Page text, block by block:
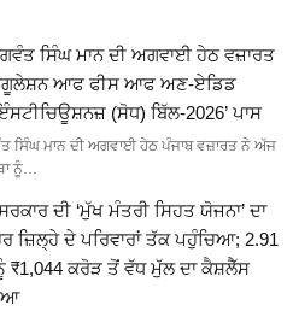
ਸਿੰਘ ਮਾਨ ਦੀ ਅਗਵਾਈ ਹੇਠ ਵਜ਼ਾਰਤ
ਆਫ ਫੀਸ ਆਫ ਅਣ-ਏਡਿਡ
(ਸੋਧ) ਬਿੱਲ-2026’ ਪਾਸ
ਸਿੰਘ ਮਾਨ ਦੀ ਅਗਵਾਈ ਹੇਠ ਪੰਜਾਬ ਵਜ਼ਾਰਤ ਨੇ ਅੱਜ
ਨੂੰ…
ਦੀ ‘ਮੁੱਖ ਮੰਤਰੀ ਸਿਹਤ ਯੋਜਨਾ’ ਦਾ
ਜ਼ਿਲ੍ਹੇ ਦੇ ਪਰਿਵਾਰਾਂ ਤੱਕ ਪਹੁੰਚਿਆ; 2.91
₹1,044 ਕਰੋੜ ਤੋਂ ਵੱਧ ਮੁੱਲ ਦਾ ਕੈਸ਼ਲੈੱਸ